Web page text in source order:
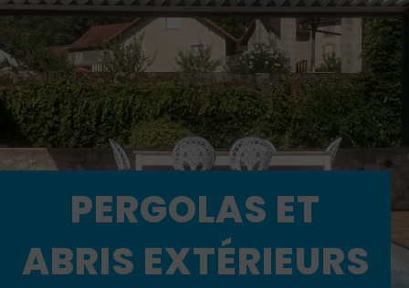
PERGOLAS ET
ABRIS EXTÉRIEURS